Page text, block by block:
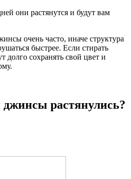
они растянутся и будут вам
очень часто, иначе структура
быстрее. Если стирать
долго сохранять свой цвет и
джинсы растянулись?